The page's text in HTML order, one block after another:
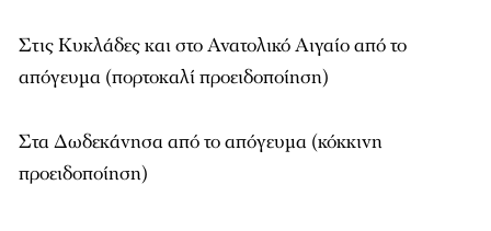
Στις Κυκλάδες και στο Ανατολικό Αιγαίο από το
απόγευμα (πορτοκαλί προειδοποίηση)
Στα Δωδεκάνησα από το απόγευμα (κόκκινη
προειδοποίηση)